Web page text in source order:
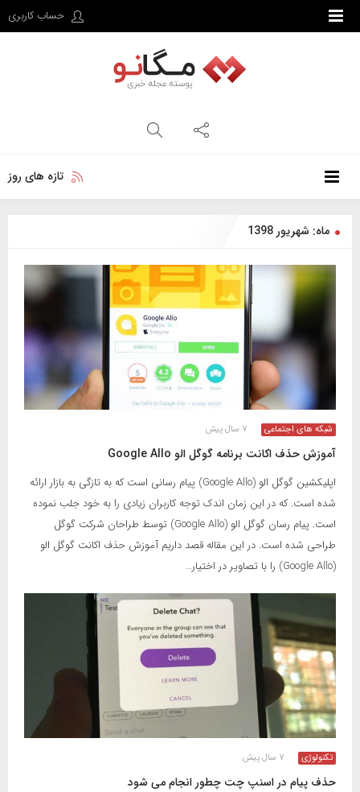
حساب کاربری
تازه های روز
ماه: شهریور 1398
شبکه های اجتماعی ۷ سال پیش
آموزش حذف اکانت برنامه گوگل الو Google Allo
اپلیکشین گوگل الو (Google Allo) پیام رسانی است که به تازگی به بازار ارائه
شده است. که در این زمان اندک توجه کاربران زیادی را به خود جلب نموده
است. پیام رسان گوگل الو (Google Allo) توسط طراحان شرکت گوگل
طراحی شده است. در این مقاله قصد داریم آموزش حذف اکانت گوگل الو
(Google Allo) را با تصاویر در اختیار…
تکنولوژی ۷ سال پیش
حذف پیام در اسنپ چت چطور انجام می شود